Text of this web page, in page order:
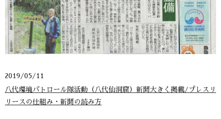
2019/05/11
八代環境パトロール隊活動（八代仙洞窟）新聞大きく掲載/プレスリ
リースの仕組み・新聞の読み方